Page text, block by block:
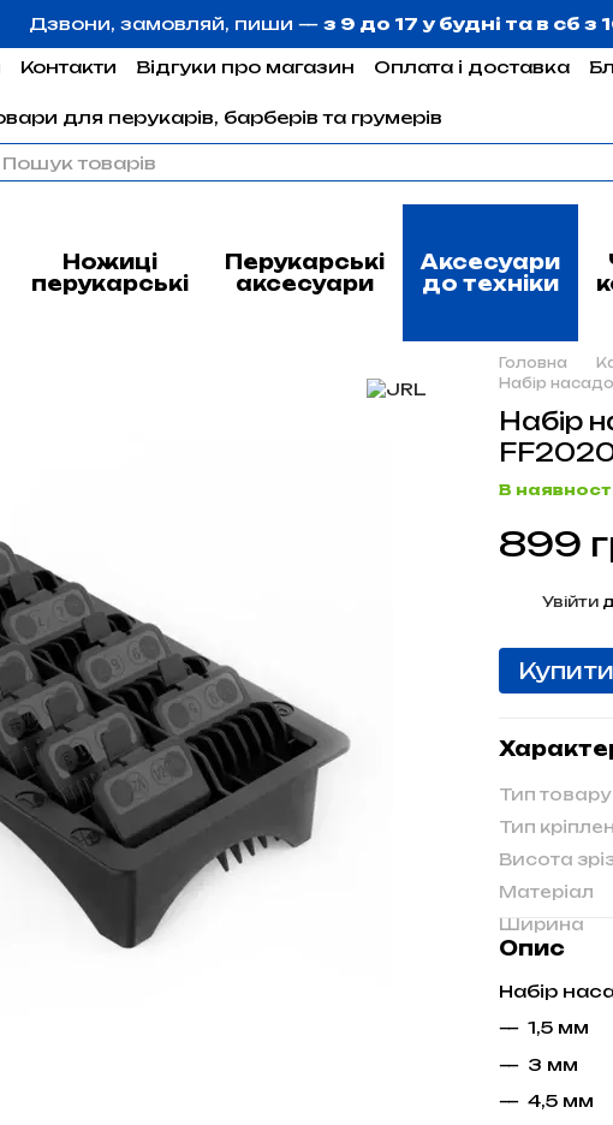
Дзвони, замовляй, пиши — з 9 до 17 у будні та в сб
Контакти Відгуки про магазин Оплата і доставка
для перукарів, барберів та грумерів
Ножиці
перукарські
Перукарські
аксесуари
Аксесуари
до техніки
Головна
Набір
Набір
В
899
Увійти
Купити
Тип товару
Тип
Висота
Матеріал
Ширина
Опис
Набір
1,5 мм
3 мм
4,5 мм